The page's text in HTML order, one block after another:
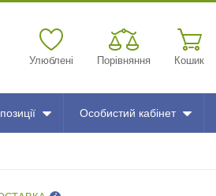
Улюблені Порівняння Кошик
Особистий кабінет